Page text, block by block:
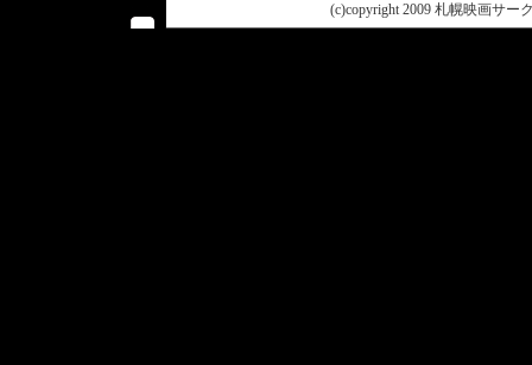
(c)copyright 2009 札幌映画サー